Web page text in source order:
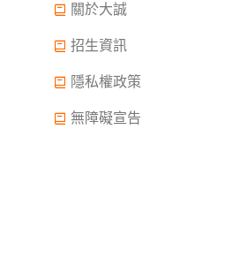
關於大誠
招生資訊
隱私權政策
無障礙宣告